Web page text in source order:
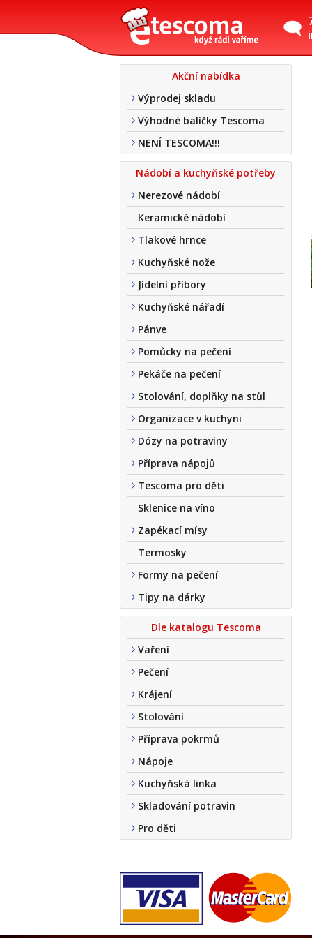
Akční nabídka
Výprodej skladu
Výhodné balíčky Tescoma
NENÍ TESCOMA!!!
Nádobí a kuchyňské potřeby
Nerezové nádobí
Keramické nádobí
Tlakové hrnce
Kuchyňské nože
Jídelní příbory
Kuchyňské nářadí
Pánve
Pomůcky na pečení
Pekáče na pečení
Stolování, doplňky na stůl
Organizace v kuchyni
Dózy na potraviny
Příprava nápojů
Tescoma pro děti
Sklenice na víno
Zapékací mísy
Termosky
Formy na pečení
Tipy na dárky
Dle katalogu Tescoma
Vaření
Pečení
Krájení
Stolování
Příprava pokrmů
Nápoje
Kuchyňská linka
Skladování potravin
Pro děti